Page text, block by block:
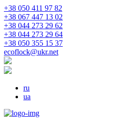
+38 050 411 97 82
+38 067 447 13 02
+38 044 273 29 62
+38 044 273 29 64
+38 050 355 15 37
ecoflock@ukr.net
ru
ua